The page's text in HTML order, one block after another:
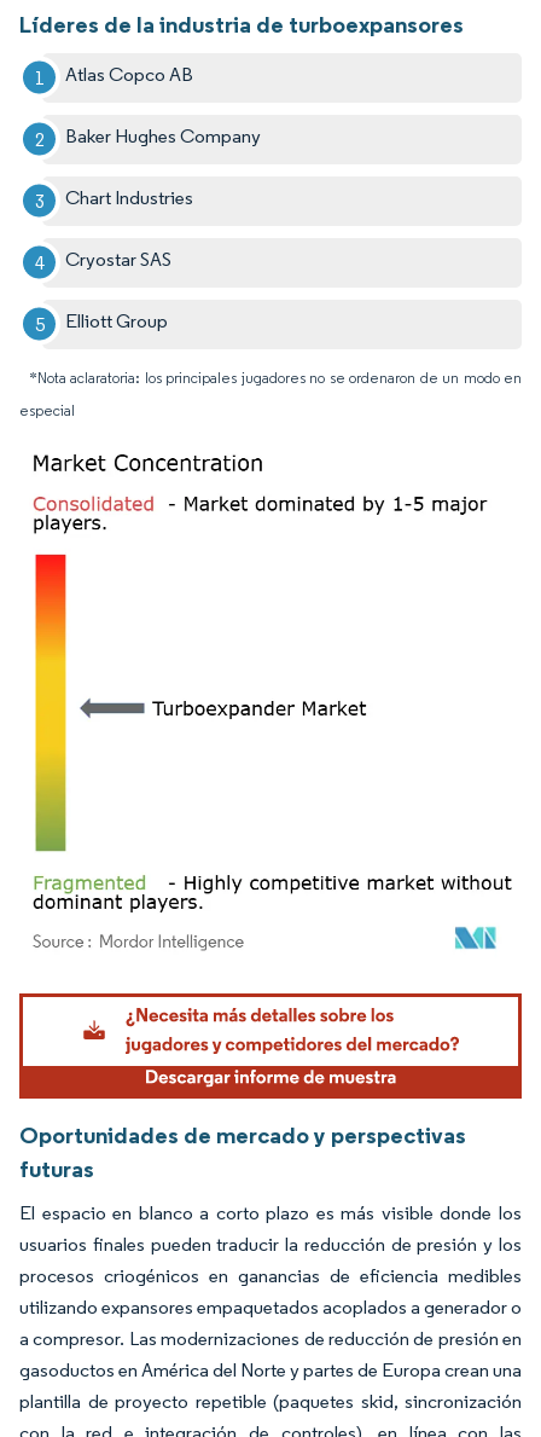
Líderes de la industria de turboexpansores
Atlas Copco AB
Baker Hughes Company
Chart Industries
Cryostar SAS
Elliott Group
*Nota aclaratoria: los principales jugadores no se ordenaron de un modo en
especial
Imagen © Mordor Intelligence. El uso requiere atribución según CC BY 4.0.
Oportunidades de mercado y perspectivas
futuras
El espacio en blanco a corto plazo es más visible donde los
usuarios finales pueden traducir la reducción de presión y los
procesos criogénicos en ganancias de eficiencia medibles
utilizando expansores empaquetados acoplados a generador o
a compresor. Las modernizaciones de reducción de presión en
gasoductos en América del Norte y partes de Europa crean una
plantilla de proyecto repetible (paquetes skid, sincronización